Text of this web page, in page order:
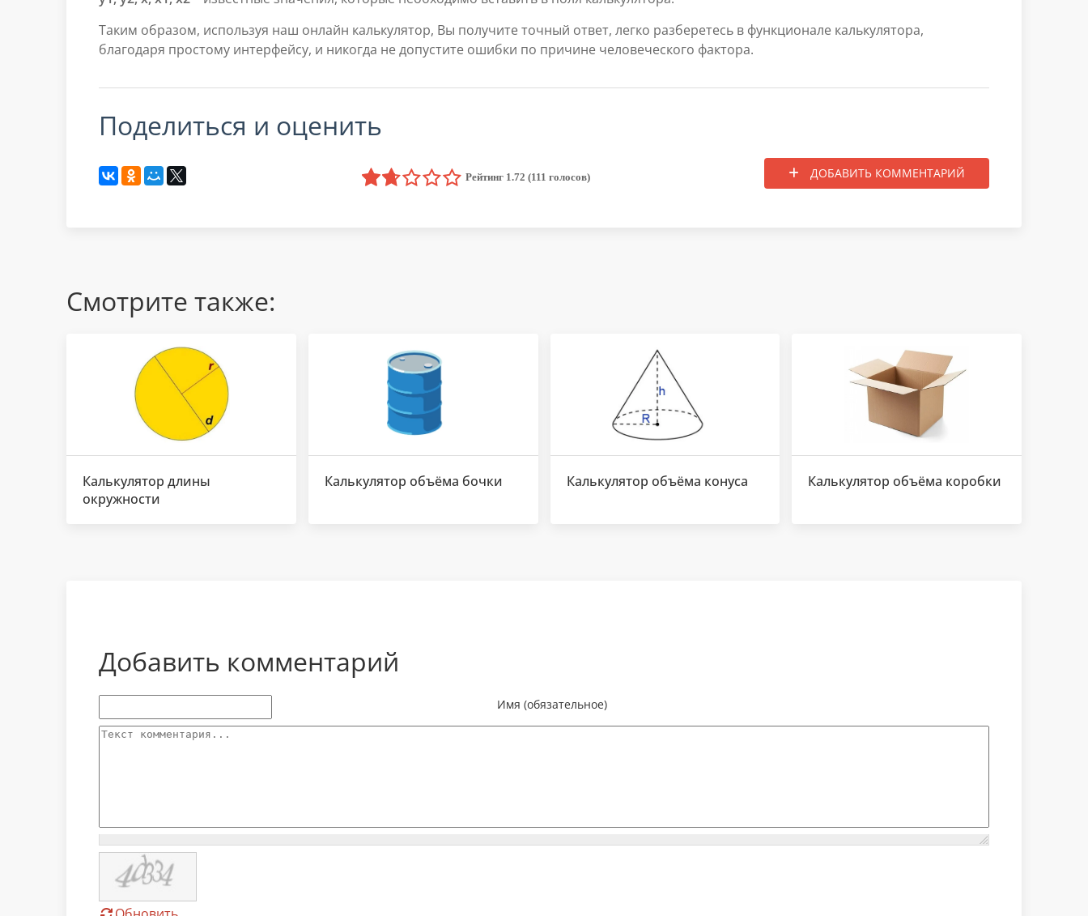
Таким образом, используя наш онлайн калькулятор, Вы получите точный ответ, легко разберетесь в функционале калькулятора,
благодаря простому интерфейсу, и никогда не допустите ошибки по причине человеческого фактора.
поделиться и оценить
Рейтинг 1.72 (111 голосов) ДОБАВИТЬ КОММЕНТАРИЙ
Смотрите также:
Калькулятор длины
окружности
Калькулятор объёма бочки Калькулятор объёма конуса Калькулятор объёма коробки
Добавить комментарий
Имя (обязательное)